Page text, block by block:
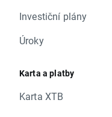
Investiční plány
Úroky
Karta a platby
Karta XTB